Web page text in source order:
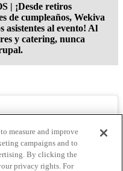
| ¡Desde retiros
de cumpleaños, Wekiva
asistentes al evento! Al
y catering, nunca
measure and improve
campaigns and to
By clicking the
privacy rights. For